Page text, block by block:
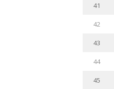
41
42
43
44
45